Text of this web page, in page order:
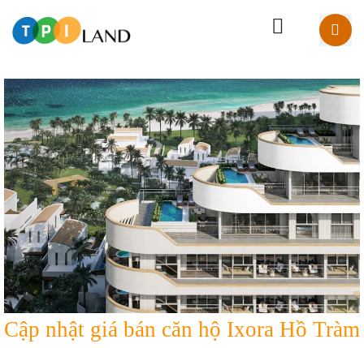
Cập nhật giá bán căn hộ Ixora Hồ Tràm